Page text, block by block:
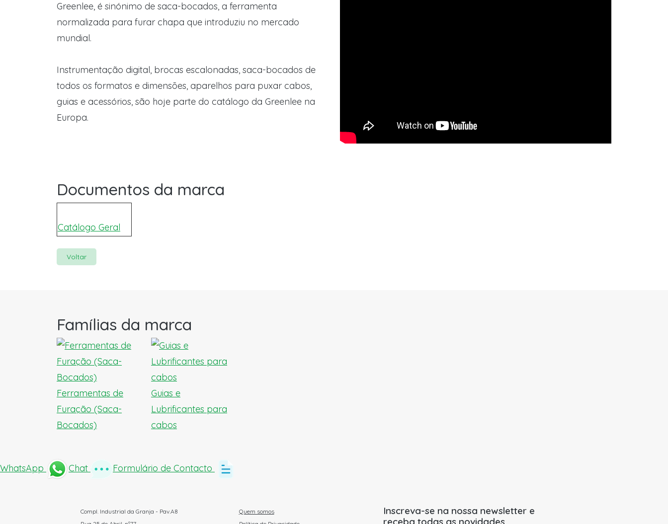
Greenlee, é sinónimo de saca-bocados, a ferramenta
normalizada para furar chapa que introduziu no mercado
mundial.
Instrumentação digital, brocas escalonadas, saca-bocados de
todos os formatos e dimensões, aparelhos para puxar cabos,
guias e acessórios, são hoje parte do catálogo da Greenlee na
Europa.
Documentos da marca
Catálogo Geral
Voltar
Famílias da marca
Ferramentas de
Furação (Saca-
Bocados)
Guias e
Lubrificantes para
cabos
WhatsApp Chat Formulário de Contacto
Compl. Industrial da Granja - Pav.A8
Quem somos
Inscreva-se na nossa newsletter e
receba todas as novidades